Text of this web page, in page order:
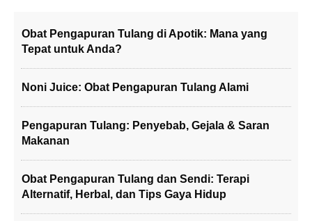
Obat Pengapuran Tulang di Apotik: Mana yang
Tepat untuk Anda?
Noni Juice: Obat Pengapuran Tulang Alami
Pengapuran Tulang: Penyebab, Gejala & Saran
Makanan
Obat Pengapuran Tulang dan Sendi: Terapi
Alternatif, Herbal, dan Tips Gaya Hidup